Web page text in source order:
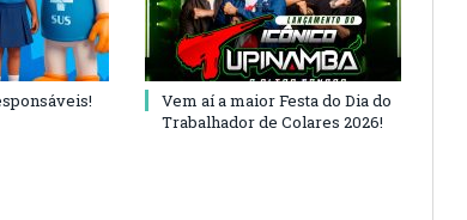
Vem aí a maior Festa do Dia do
Trabalhador de Colares 2026!